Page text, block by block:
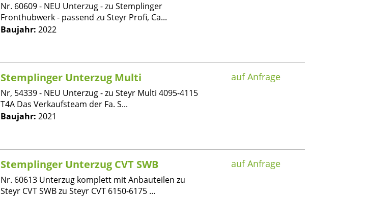
Nr. 60609 - NEU Unterzug - zu Stemplinger
Fronthubwerk - passend zu Steyr Profi, Ca...
Baujahr: 2022
Stemplinger Unterzug Multi
Nr, 54339 - NEU Unterzug - zu Steyr Multi 4095-4115
T4A Das Verkaufsteam der Fa. S...
Baujahr: 2021
auf Anfrage
Stemplinger Unterzug CVT SWB
Nr. 60613 Unterzug komplett mit Anbauteilen zu
Steyr CVT SWB zu Steyr CVT 6150-6175 ...
auf Anfrage